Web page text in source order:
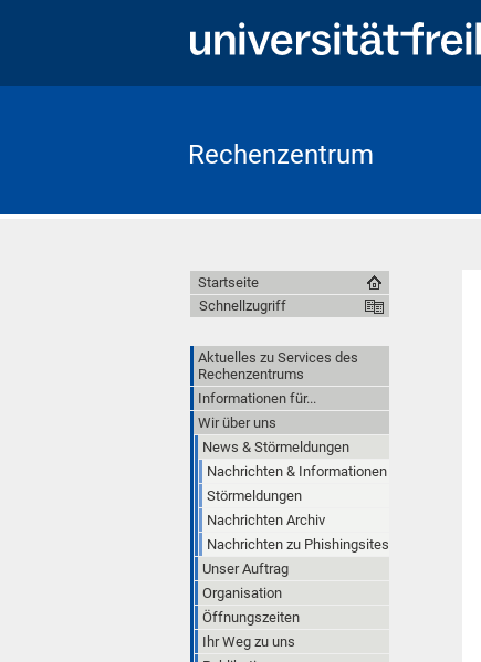
Rechenzentrum
Startseite
Schnellzugriff
Aktuelles zu Services des
Rechenzentrums
Informationen für...
Wir über uns
News & Störmeldungen
Nachrichten & Informationen
Störmeldungen
Nachrichten Archiv
Nachrichten zu Phishingsites
Unser Auftrag
Organisation
Öffnungszeiten
Ihr Weg zu uns